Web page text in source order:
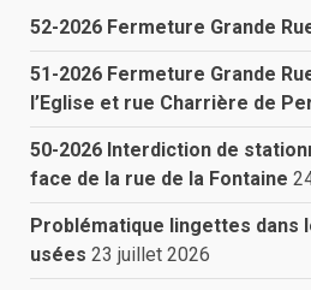
52-2026 Fermeture Grande
51-2026 Fermeture Grande
l’Eglise et rue Charrière de
50-2026 Interdiction de
face de la rue de la Fontaine
Problématique lingettes dans
usées 23 juillet 2026